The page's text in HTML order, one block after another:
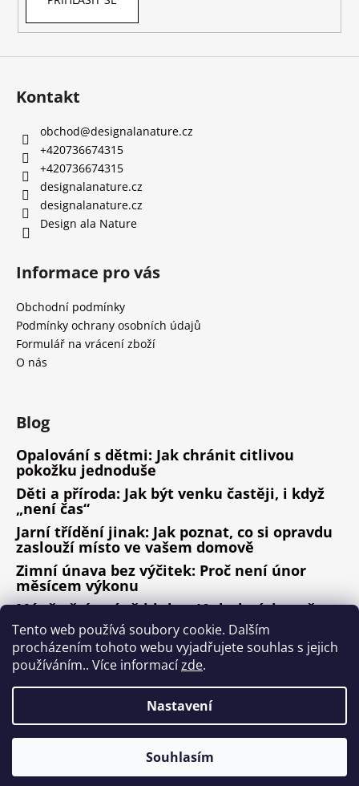
Tento web používá soubory cookie. Dalším
procházením tohoto webu vyjadřujete souhlas s jejich
používáním.. Více informacízde.
Nastavení
Souhlasím
Kontakt
obchod@designalanature.cz
+420736674315
+420736674315
designalanature.cz
designalanature.cz
Design ala Nature
Informace pro vás
Obchodní podmínky
Podmínky ochrany osobních údajů
Formulář na vrácení zboží
O nás
Blog
Opalování s dětmi: Jak chránit citlivou
pokožku jednoduše
Děti a příroda: Jak být venku častěji, i když
„není čas“
Jarní třídění jinak: Jak poznat, co si opravdu
zaslouží místo ve vašem domově
Zimní únava bez výčitek: Proč není únor
měsícem výkonu
Méně věcí, méně hluku: 10 drobných změn,
které fungují
ARCHIV
Copyright 2026Design ala Nature. Všechna práva
Upravit nastavení cookies